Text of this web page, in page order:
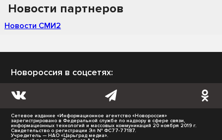
Новости партнеров
Новости СМИ2
Новороссия в соцсетях:
Сетевое издание «Информационное агентство «Новороссия»
зарегистрировано в Федеральной службе по надзору в сфере связи,
информационных технологий и массовых коммуникаций 20 ноября 2019 г.
Свидетельство о регистрации Эл № ФС77-77187.
Учредитель — НАО «Царьград медиа».